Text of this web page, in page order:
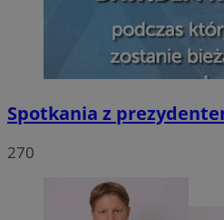
Spotkania z
270